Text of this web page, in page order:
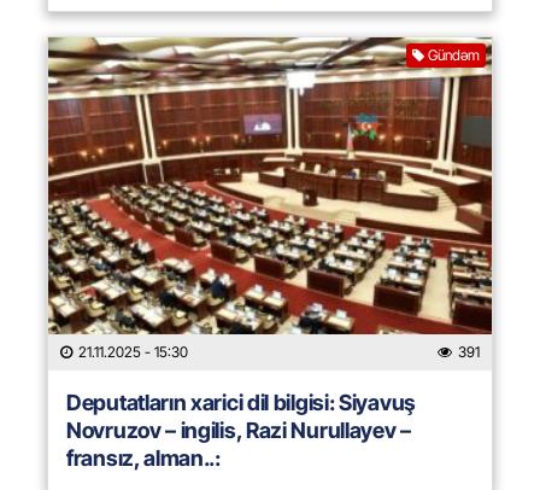
Gündəm
21.11.2025 - 15:30 391
Deputatların xarici dil bilgisi: Siyavuş
Novruzov – ingilis, Razi Nurullayev –
fransız, alman..: